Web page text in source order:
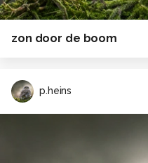
zon door de boom
p.heins